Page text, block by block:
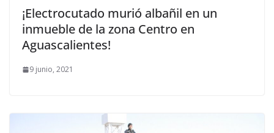
¡Electrocutado murió albañil en un
inmueble de la zona Centro en
Aguascalientes!
9 junio, 2021